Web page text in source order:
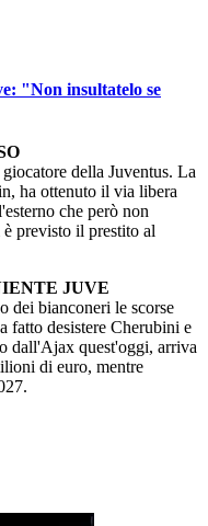
"Non insultatelo se
della Juventus. La
ha ottenuto il via libera
che però non
previsto il prestito al
JUVE
dei bianconeri le scorse
fatto desistere Cherubini e
dall'Ajax quest'oggi, arriva
di euro, mentre